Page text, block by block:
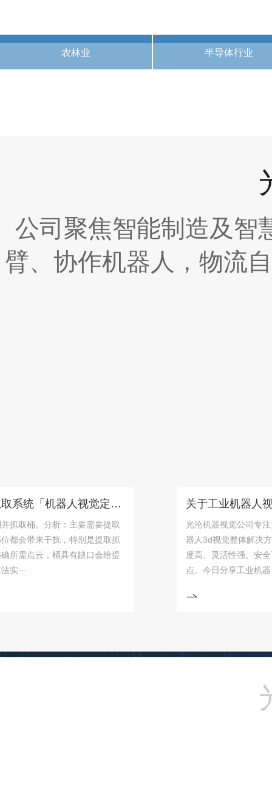
农林业 半导体行业
公司聚焦智能制造及智
臂、协作机器人，物流
桶状物体识别抓取系统「机器人视觉定位抓取解决方案」
桶。分析：主要需要提取
带来干扰，特别是提取抓
点云，桶具有缺口会给提
光沦机器视觉公司专注为
器人3d视觉整体解决方案
度高、灵活性强、安全可
点。今日分享工业机器···